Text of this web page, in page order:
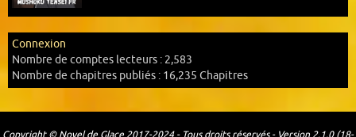
Connexion
Nombre de comptes lecteurs : 2,583
Nombre de chapitres publiés : 16,235 Chapitres
Copyright © Novel de Glace 2017-2024 - Tous droits réservés - Version 2.1.0 (18-